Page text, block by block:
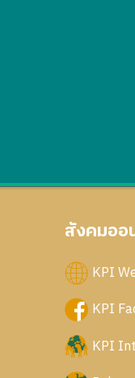
สังคมออ
KPI
KPI
KPI